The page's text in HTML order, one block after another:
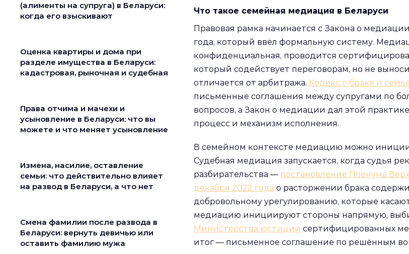
(алименты на супруга) в Беларуси:
когда его взыскивают
Оценка квартиры и дома при
разделе имущества в Беларуси:
кадастровая, рыночная и судебная
Права отчима и мачехи и
усыновление в Беларуси: что вы
можете и что меняет усыновление
Измена, насилие, оставление
семьи: что действительно влияет
на развод в Беларуси, а что нет
Смена фамилии после развода в
Беларуси: вернуть девичью или
оставить фамилию мужа
Что такое семейная медиация в Беларуси
Правовая рамка начинается с Закона о
года, который ввёл формальную систему.
конфиденциальная, проводится
который содействует переговорам, но не
отличается от арбитража. Кодекс о браке и
письменные соглашения между супругами по
вопросов, а Закон о медиации дал этой
процесс и механизм исполнения.
В семейном контексте медиацию можно
Судебная медиация запускается, когда судья
разбирательства — постановление Пленума
декабря 2022 года о расторжении брака
добровольному урегулированию, которые
медиацию инициируют стороны напрямую,
Министерства юстиции сертифицированных
итог — письменное соглашение по решённым